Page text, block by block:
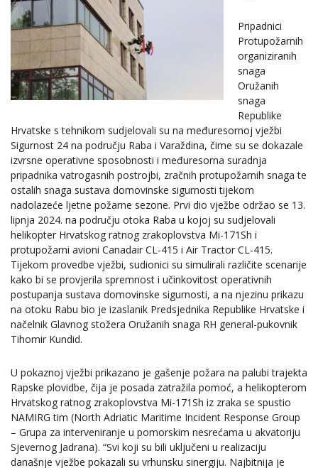
Pripadnici
Protupožarnih
organiziranih
snaga
Oružanih
snaga
Republike
Hrvatske s tehnikom sudjelovali su na međuresornoj vježbi
Sigurnost 24 na području Raba i Varaždina, čime su se dokazale
izvrsne operativne sposobnosti i međuresorna suradnja
pripadnika vatrogasnih postrojbi, zračnih protupožarnih snaga te
ostalih snaga sustava domovinske sigurnosti tijekom
nadolazeće ljetne požarne sezone. Prvi dio vježbe održao se 13.
lipnja 2024. na području otoka Raba u kojoj su sudjelovali
helikopter Hrvatskog ratnog zrakoplovstva Mi-171Sh i
protupožarni avioni Canadair CL-415 i Air Tractor CL-415.
Tijekom provedbe vježbi, sudionici su simulirali različite scenarije
kako bi se provjerila spremnost i učinkovitost operativnih
postupanja sustava domovinske sigurnosti, a na njezinu prikazu
na otoku Rabu bio je izaslanik Predsjednika Republike Hrvatske i
načelnik Glavnog stožera Oružanih snaga RH general-pukovnik
Tihomir Kundid.
U pokaznoj vježbi prikazano je gašenje požara na palubi trajekta
Rapske plovidbe, čija je posada zatražila pomoć, a helikopterom
Hrvatskog ratnog zrakoplovstva Mi-171Sh iz zraka se spustio
NAMIRG tim (North Adriatic Maritime Incident Response Group
– Grupa za interveniranje u pomorskim nesrećama u akvatoriju
Sjevernog Jadrana). “Svi koji su bili uključeni u realizaciju
današnje vježbe pokazali su vrhunsku sinergiju. Najbitnija je